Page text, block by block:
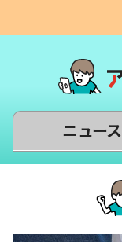
ニュース